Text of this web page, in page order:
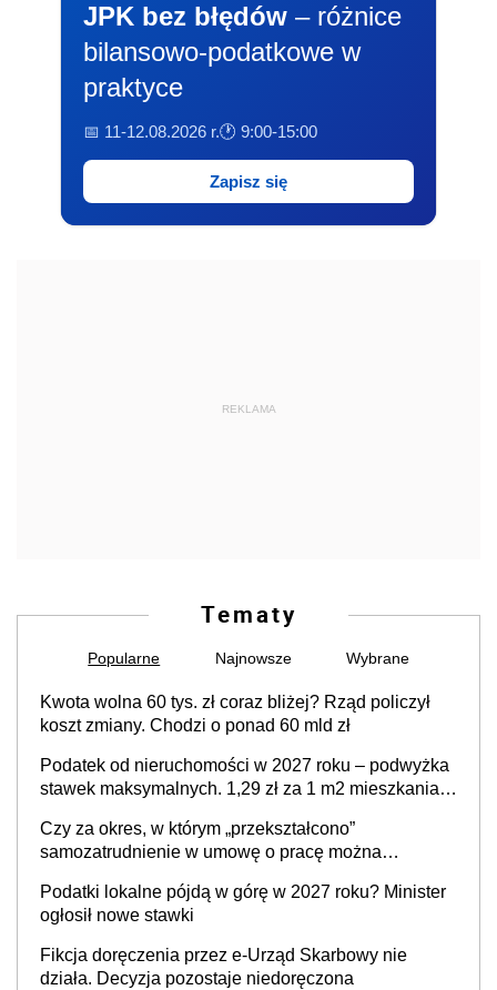
JPK bez błędów – różnice
bilansowo-podatkowe w
praktyce
📅 11-12.08.2026 r.🕐 9:00-15:00
Zapisz się
REKLAMA
Tematy
Popularne Najnowsze Wybrane
Kwota wolna 60 tys. zł coraz bliżej? Rząd policzył
koszt zmiany. Chodzi o ponad 60 mld zł
Podatek od nieruchomości w 2027 roku – podwyżka
stawek maksymalnych. 1,29 zł za 1 m2 mieszkania,
prowadzeniem działalności gospodarczej
Czy za okres, w którym „przekształcono”
samozatrudnienie w umowę o pracę można
cywilnoprawnej jedynym racjonalnym wyjściem
Podatki lokalne pójdą w górę w 2027 roku? Minister
ogłosił nowe stawki
Fikcja doręczenia przez e-Urząd Skarbowy nie
działa. Decyzja pozostaje niedoręczona